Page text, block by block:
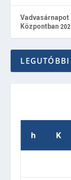
Központban
h K